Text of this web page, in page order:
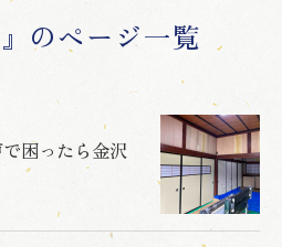
のページ一覧
困ったら金沢